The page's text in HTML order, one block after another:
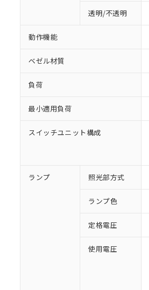
透明/不透明
動作機能
ベゼル材質
負荷
最小適用負荷
スイッチユニット構成
ランプ 照光部方式
ランプ色
定格電圧
使用電圧